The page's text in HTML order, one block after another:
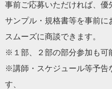
事前ご応募いただければ、優
サンプル・規格書等を事前に
スムーズに商談できます。
※１部、２部の部分参加も可
※講師・スケジュール等予告
す、